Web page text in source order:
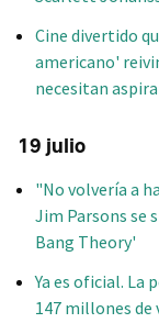
Cine divertido
americano'
necesitan
19 julio
"No volvería a
Jim Parsons se
Bang Theory'
Ya es oficial. La
147 millones de